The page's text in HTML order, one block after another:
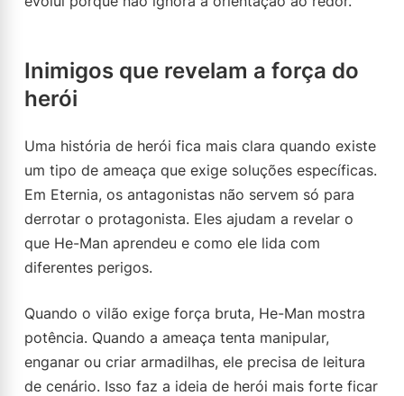
Inimigos que revelam a força do
herói
Uma história de herói fica mais clara quando existe
um tipo de ameaça que exige soluções específicas.
Em Eternia, os antagonistas não servem só para
derrotar o protagonista. Eles ajudam a revelar o
que He-Man aprendeu e como ele lida com
diferentes perigos.
Quando o vilão exige força bruta, He-Man mostra
potência. Quando a ameaça tenta manipular,
enganar ou criar armadilhas, ele precisa de leitura
de cenário. Isso faz a ideia de herói mais forte ficar